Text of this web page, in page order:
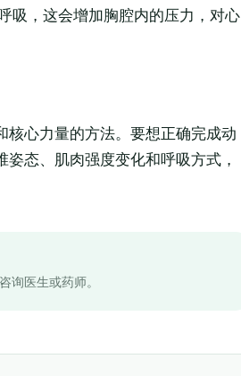
吸，这会增加胸腔内的压力，对心
心力量的方法。要想正确完成动
态、肌肉强度变化和呼吸方式，
医生或药师。